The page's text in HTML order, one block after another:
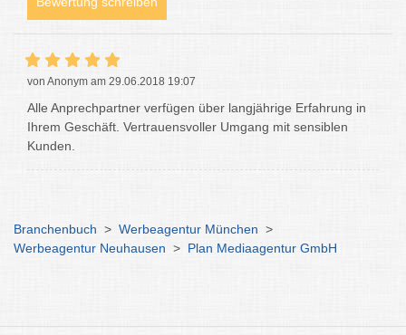
von Anonym am 29.06.2018 19:07
Alle Anprechpartner verfügen über langjährige Erfahrung in
Ihrem Geschäft. Vertrauensvoller Umgang mit sensiblen
Kunden.
Branchenbuch > Werbeagentur München >
Werbeagentur Neuhausen > Plan Mediaagentur GmbH